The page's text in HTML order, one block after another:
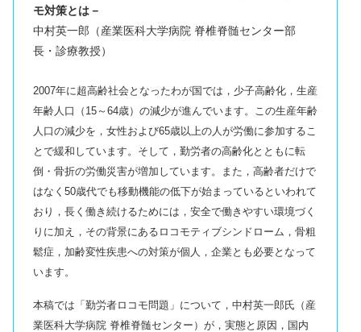
モ対策とは－
中村英一郎（産業医科大学病院 脊椎脊髄センター部
長・診療教授）
2007年に超高齢社会となったわが国では，少子高齢化，生産
年齢人口（15～64歳）の減少が進んでいます。この生産年齢
人口の減少を，女性および65歳以上の人が労働に参加するこ
とで緩和しています。そして，勤労者の高齢化とともに転
倒・骨折の労働災害が増加しています。また，高齢者だけで
はなく50歳代でも移動機能の低下が始まっているといわれて
おり，長く働き続けるためには，安全で働きやすい環境づく
りに加え，その背景にあるロコモティブシンドローム，骨粗
鬆症，加齢変性疾患への対策が個人，企業とも必要となって
います。
本稿では「勤労者ロコモ問題」について，中村英一郎氏（産
業医科大学病院 脊椎脊髄センター）が，実態と原因，国内